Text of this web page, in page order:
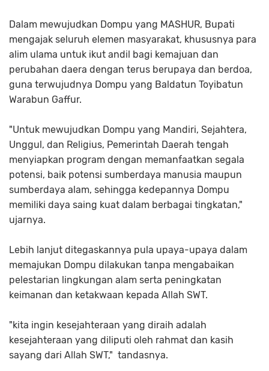
Dalam mewujudkan Dompu yang MASHUR, Bupati
mengajak seluruh elemen masyarakat, khususnya para
alim ulama untuk ikut andil bagi kemajuan dan
perubahan daera dengan terus berupaya dan berdoa,
guna terwujudnya Dompu yang Baldatun Toyibatun
Warabun Gaffur.
"Untuk mewujudkan Dompu yang Mandiri, Sejahtera,
Unggul, dan Religius, Pemerintah Daerah tengah
menyiapkan program dengan memanfaatkan segala
potensi, baik potensi sumberdaya manusia maupun
sumberdaya alam, sehingga kedepannya Dompu
memiliki daya saing kuat dalam berbagai tingkatan,"
ujarnya.
Lebih lanjut ditegaskannya pula upaya-upaya dalam
memajukan Dompu dilakukan tanpa mengabaikan
pelestarian lingkungan alam serta peningkatan
keimanan dan ketakwaan kepada Allah SWT.
"kita ingin kesejahteraan yang diraih adalah
kesejahteraan yang diliputi oleh rahmat dan kasih
sayang dari Allah SWT," tandasnya.